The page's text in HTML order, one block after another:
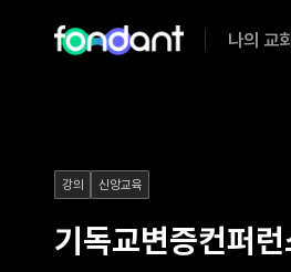
나의 교회
강의 신앙교육
기독교변증컨퍼런